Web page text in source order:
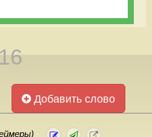
Добавить слово